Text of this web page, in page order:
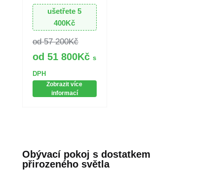
ušetřete5
400Kč
57 200Kč
51 800Kč s
DPH
Zobrazit více
informací
Obývací pokoj s dostatkem
přirozeného světla